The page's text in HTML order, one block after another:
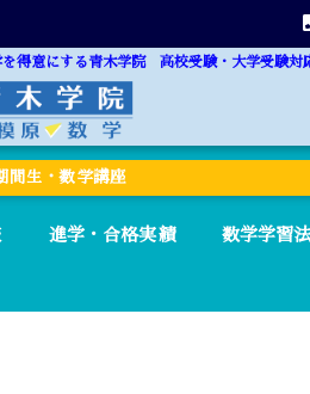
得意にする青木学院 高校受験・大学受験対
間生・数学講座
進学・合格実績 数学学習